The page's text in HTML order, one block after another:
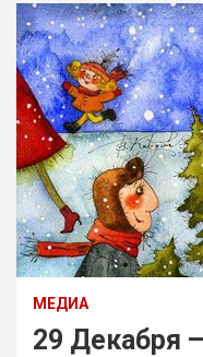
МЕДИА
29 Декабря